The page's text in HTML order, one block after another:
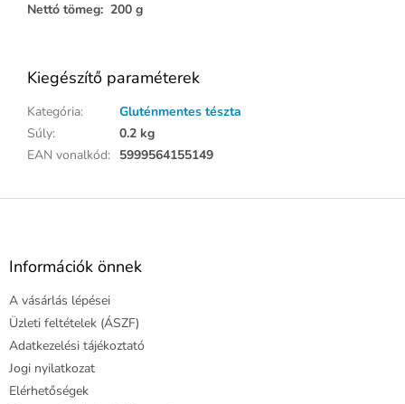
Nettó tömeg: 200 g
Kiegészítő paraméterek
Kategória:
Gluténmentes tészta
Súly:
0.2 kg
EAN vonalkód: 5999564155149
L
Információk önnek
A vásárlás lépései
Üzleti feltételek (ÁSZF)
Adatkezelési tájékoztató
Jogi nyilatkozat
Elérhetőségek